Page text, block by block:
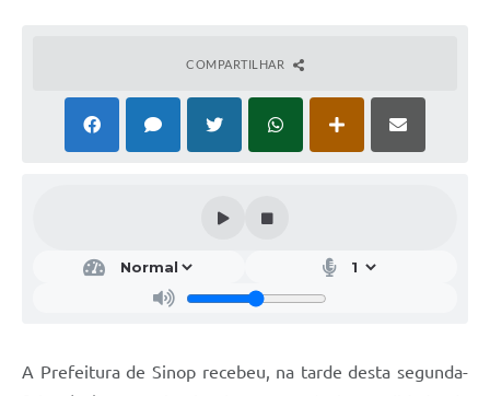
COMPARTILHAR
A Prefeitura de Sinop recebeu, na tarde desta segunda-